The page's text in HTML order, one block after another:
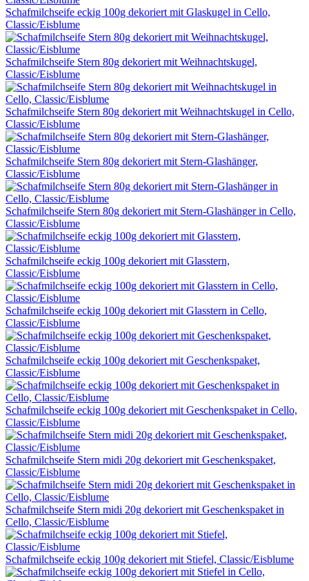
Schafmilchseife eckig 100g dekoriert mit Glaskugel in Cello,
Classic/Eisblume
Schafmilchseife Stern 80g dekoriert mit Weihnachtskugel,
Classic/Eisblume
Schafmilchseife Stern 80g dekoriert mit Weihnachtskugel in Cello,
Classic/Eisblume
Schafmilchseife Stern 80g dekoriert mit Stern-Glashänger,
Classic/Eisblume
Schafmilchseife Stern 80g dekoriert mit Stern-Glashänger in Cello,
Classic/Eisblume
Schafmilchseife eckig 100g dekoriert mit Glasstern,
Classic/Eisblume
Schafmilchseife eckig 100g dekoriert mit Glasstern in Cello,
Classic/Eisblume
Schafmilchseife eckig 100g dekoriert mit Geschenkspaket,
Classic/Eisblume
Schafmilchseife eckig 100g dekoriert mit Geschenkspaket in Cello,
Classic/Eisblume
Schafmilchseife Stern midi 20g dekoriert mit Geschenkspaket,
Classic/Eisblume
Schafmilchseife Stern midi 20g dekoriert mit Geschenkspaket in
Cello, Classic/Eisblume
Schafmilchseife eckig 100g dekoriert mit Stiefel, Classic/Eisblume